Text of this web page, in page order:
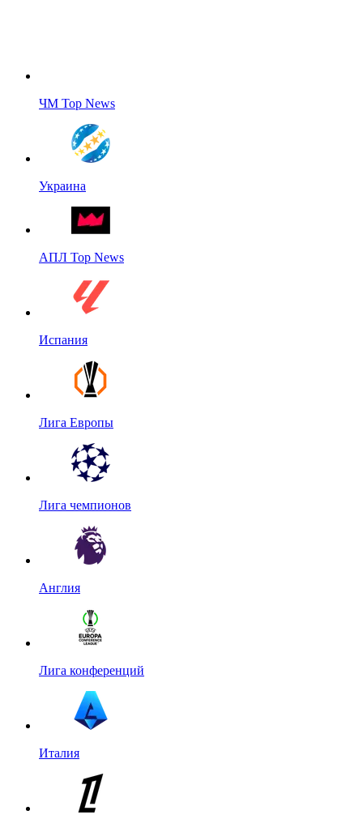
ЧМ Top News
Украина
АПЛ Top News
Испания
Лига Европы
Лига чемпионов
Англия
Лига конференций
Италия